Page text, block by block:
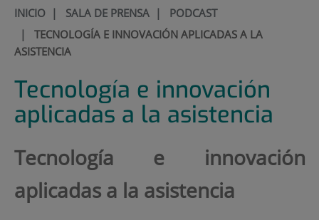
INICIO| SALA DE PRENSA| PODCAST
| TECNOLOGÍA E INNOVACIÓN APLICADAS A LA
ASISTENCIA
Tecnología e innovación
aplicadas a la asistencia
Tecnología e innovación
aplicadas a la asistencia